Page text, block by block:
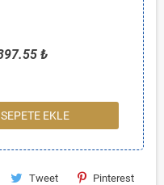
₺
SEPETE EKLE
Tweet Pinterest